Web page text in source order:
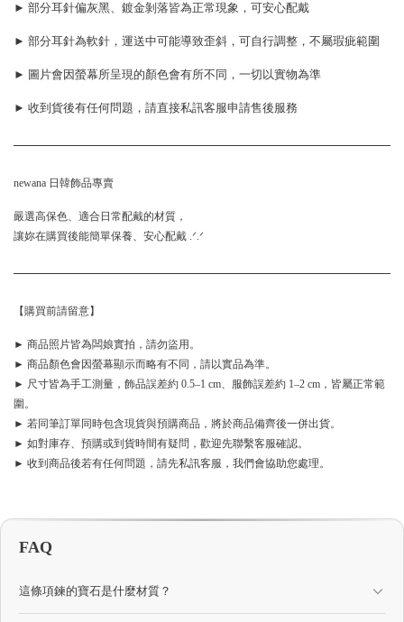
► 部分耳針偏灰黑、鍍金剝落皆為正常現象，可安心配戴
► 部分耳針為軟針，運送中可能導致歪斜，可自行調整，不屬瑕疵範圍
► 圖片會因螢幕所呈現的顏色會有所不同，一切以實物為準
► 收到貨後有任何問題，請直接私訊客服申請售後服務
newana 日韓飾品專賣
嚴選高保色、適合日常配戴的材質，
讓妳在購買後能簡單保養、安心配戴 .ᐟ.ᐟ
【購買前請留意】
► 商品照片皆為闆娘實拍，請勿盜用。
► 商品顏色會因螢幕顯示而略有不同，請以實品為準。
► 尺寸皆為手工測量，飾品誤差約 0.5–1 cm、服飾誤差約 1–2 cm，皆屬正常範
圍。
► 若同筆訂單同時包含現貨與預購商品，將於商品備齊後一併出貨。
► 如對庫存、預購或到貨時間有疑問，歡迎先聯繫客服確認。
► 收到商品後若有任何問題，請先私訊客服，我們會協助您處理。
FAQ
這條項鍊的寶石是什麼材質？